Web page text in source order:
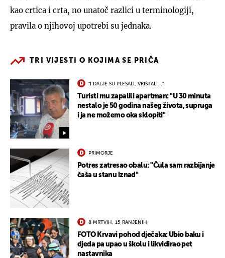
kao crtica i crta, no unatoč razlici u terminologiji,
pravila o njihovoj upotrebi su jednaka.
TRI VIJESTI O KOJIMA SE PRIČA
"I DALJE SU PLESALI, VRIŠTALI..."
Turisti mu zapalili apartman: "U 30 minuta
nestalo je 50 godina našeg života, supruga
i ja ne možemo oka sklopiti"
PRIMORJE
Potres zatresao obalu: "Čula sam razbijanje
čaša u stanu iznad"
8 MRTVIH, 15 RANJENIH
FOTO Krvavi pohod dječaka: Ubio baku i
djeda pa upao u školu i likvidirao pet
nastavnika